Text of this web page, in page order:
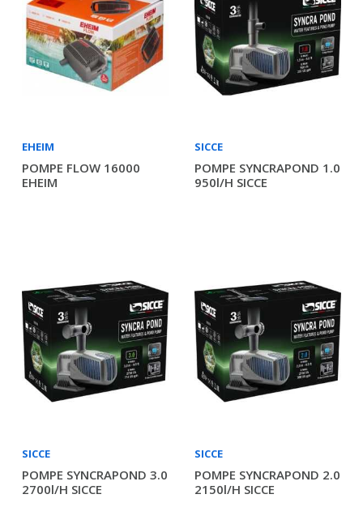
EHEIM
POMPE FLOW 16000
EHEIM
SICCE
POMPE SYNCRAPOND 1.0
950l/h SICCE
SICCE
POMPE SYNCRAPOND 3.0
2700l/h SICCE
SICCE
POMPE SYNCRAPOND 2.0
2150l/h SICCE